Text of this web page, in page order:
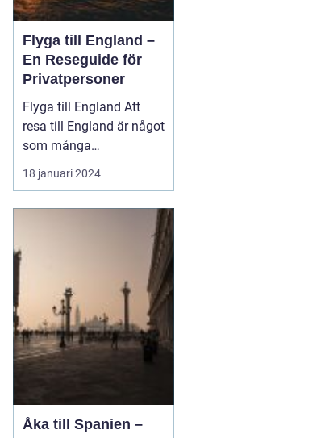
Flyga till England –
En Reseguide för
Privatpersoner
Flyga till England Att
resa till England är något
som många
privatpersoner drömmer
om. Landet har en
destination. I denna
artikel kommer vi att ge
en grundlig öv...
18 januari 2024
Åka till Spanien –